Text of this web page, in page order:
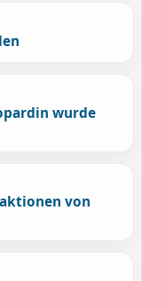
wurde
von